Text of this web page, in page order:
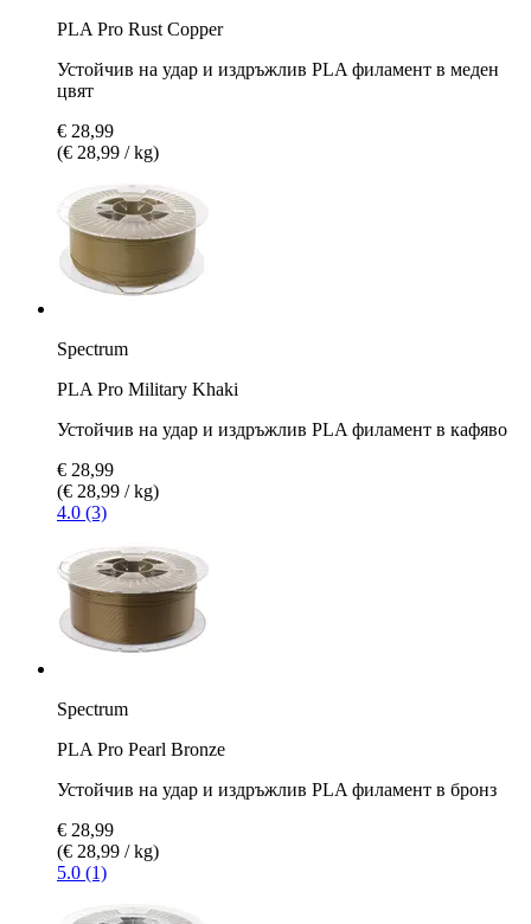
PLA Pro Rust Copper
Устойчив на удар и издръжлив PLA филамент в меден
цвят
€ 28,99
(€ 28,99 / kg)
Spectrum
PLA Pro Military Khaki
Устойчив на удар и издръжлив PLA филамент в кафяво
€ 28,99
(€ 28,99 / kg)
4.0 (3)
Spectrum
PLA Pro Pearl Bronze
Устойчив на удар и издръжлив PLA филамент в бронз
€ 28,99
(€ 28,99 / kg)
5.0 (1)